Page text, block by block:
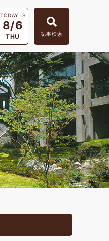
TODAY IS
8/6
THU 記事検索